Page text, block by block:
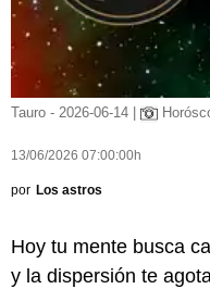
Tauro - 2026-06-14 |
13/06/2026 07:00:00h
por Los astros
Hoy tu mente busca
y la dispersión te